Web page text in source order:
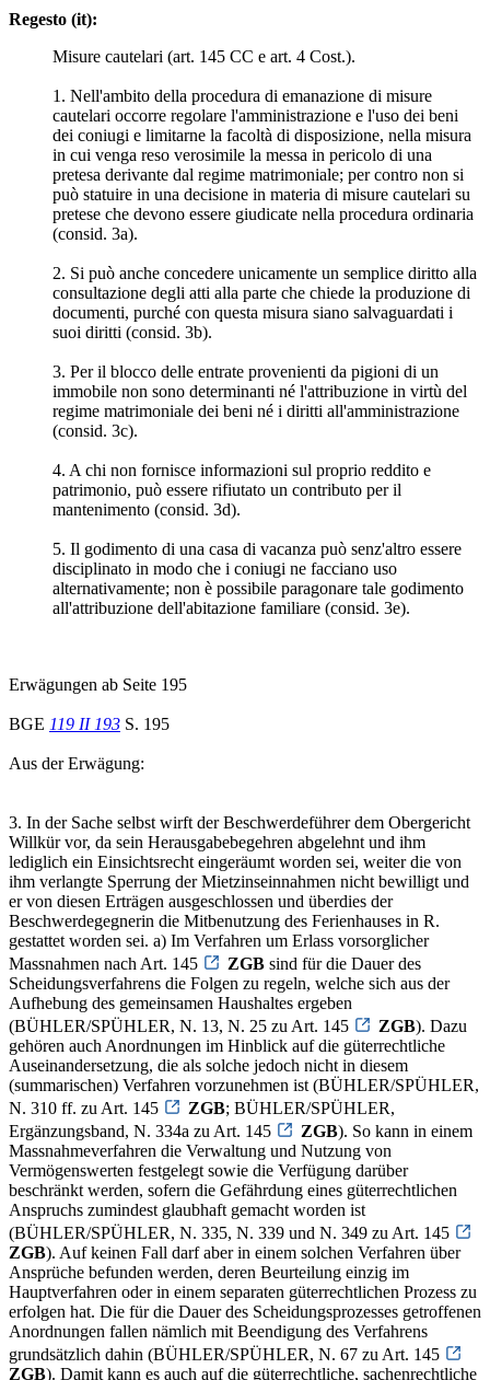
Regesto (it):
Misure cautelari (art. 145 CC e art. 4 Cost.).
1. Nell'ambito della procedura di emanazione di misure
cautelari occorre regolare l'amministrazione e l'uso dei beni
dei coniugi e limitarne la facoltà di disposizione, nella misura
in cui venga reso verosimile la messa in pericolo di una
pretesa derivante dal regime matrimoniale; per contro non si
può statuire in una decisione in materia di misure cautelari su
pretese che devono essere giudicate nella procedura ordinaria
(consid. 3a).
2. Si può anche concedere unicamente un semplice diritto alla
consultazione degli atti alla parte che chiede la produzione di
documenti, purché con questa misura siano salvaguardati i
suoi diritti (consid. 3b).
3. Per il blocco delle entrate provenienti da pigioni di un
immobile non sono determinanti né l'attribuzione in virtù del
regime matrimoniale dei beni né i diritti all'amministrazione
(consid. 3c).
4. A chi non fornisce informazioni sul proprio reddito e
patrimonio, può essere rifiutato un contributo per il
mantenimento (consid. 3d).
5. Il godimento di una casa di vacanza può senz'altro essere
disciplinato in modo che i coniugi ne facciano uso
alternativamente; non è possibile paragonare tale godimento
all'attribuzione dell'abitazione familiare (consid. 3e).
Erwägungen ab Seite 195
BGE 119 II 193 S. 195
Aus der Erwägung:
3. In der Sache selbst wirft der Beschwerdeführer dem Obergericht
Willkür vor, da sein Herausgabebegehren abgelehnt und ihm
lediglich ein Einsichtsrecht eingeräumt worden sei, weiter die von
ihm verlangte Sperrung der Mietzinseinnahmen nicht bewilligt und
er von diesen Erträgen ausgeschlossen und überdies der
Beschwerdegegnerin die Mitbenutzung des Ferienhauses in R.
gestattet worden sei. a) Im Verfahren um Erlass vorsorglicher
Massnahmen nach Art. 145
ZGB sind für die Dauer des
Scheidungsverfahrens die Folgen zu regeln, welche sich aus der
Aufhebung des gemeinsamen Haushaltes ergeben
(BÜHLER/SPÜHLER, N. 13, N. 25 zu Art. 145
ZGB). Dazu
gehören auch Anordnungen im Hinblick auf die güterrechtliche
Auseinandersetzung, die als solche jedoch nicht in diesem
(summarischen) Verfahren vorzunehmen ist (BÜHLER/SPÜHLER,
N. 310 ff. zu Art. 145
ZGB; BÜHLER/SPÜHLER,
Ergänzungsband, N. 334a zu Art. 145
ZGB). So kann in einem
Massnahmeverfahren die Verwaltung und Nutzung von
Vermögenswerten festgelegt sowie die Verfügung darüber
beschränkt werden, sofern die Gefährdung eines güterrechtlichen
Anspruchs zumindest glaubhaft gemacht worden ist
(BÜHLER/SPÜHLER, N. 335, N. 339 und N. 349 zu Art. 145
ZGB). Auf keinen Fall darf aber in einem solchen Verfahren über
Ansprüche befunden werden, deren Beurteilung einzig im
Hauptverfahren oder in einem separaten güterrechtlichen Prozess zu
erfolgen hat. Die für die Dauer des Scheidungsprozesses getroffenen
Anordnungen fallen nämlich mit Beendigung des Verfahrens
grundsätzlich dahin (BÜHLER/SPÜHLER, N. 67 zu Art. 145
ZGB). Damit kann es auch auf die güterrechtliche, sachenrechtliche